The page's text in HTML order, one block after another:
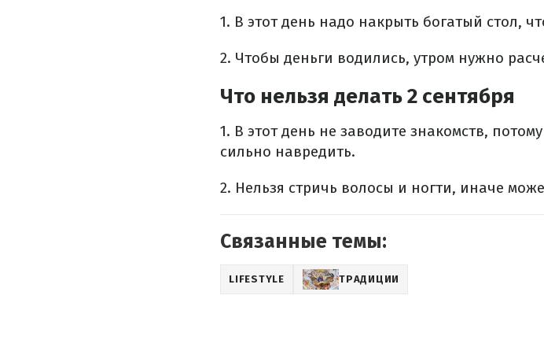
1. В этот день надо накрыть богатый стол,
2. Чтобы деньги водились, утром нужно
Что нельзя делать 2 сентября
1. В этот день не заводите знакомств,
сильно навредить.
2. Нельзя стричь волосы и ногти, иначе
Связанные темы:
LIFESTYLE ТРАДИЦИИ